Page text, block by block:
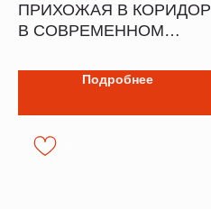
ПРИХОЖАЯ В КОРИДОР
В СОВРЕМЕННОМ
Подробнее